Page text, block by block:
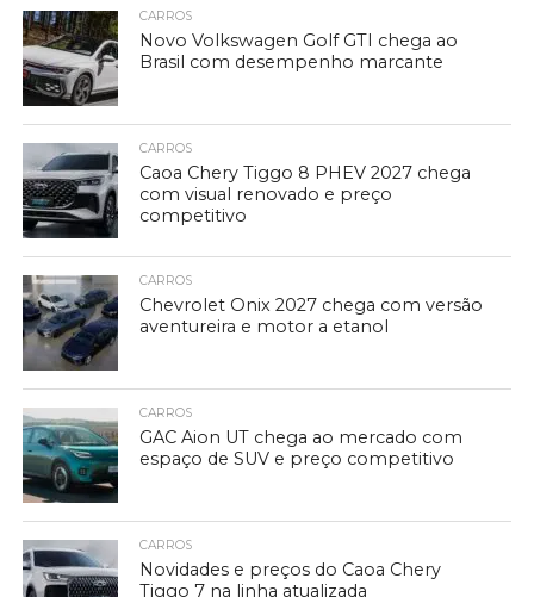
CARROS
Novo Volkswagen Golf GTI chega ao
Brasil com desempenho marcante
CARROS
Caoa Chery Tiggo 8 PHEV 2027 chega
com visual renovado e preço
competitivo
CARROS
Chevrolet Onix 2027 chega com versão
aventureira e motor a etanol
CARROS
GAC Aion UT chega ao mercado com
espaço de SUV e preço competitivo
CARROS
Novidades e preços do Caoa Chery
Tiggo 7 na linha atualizada